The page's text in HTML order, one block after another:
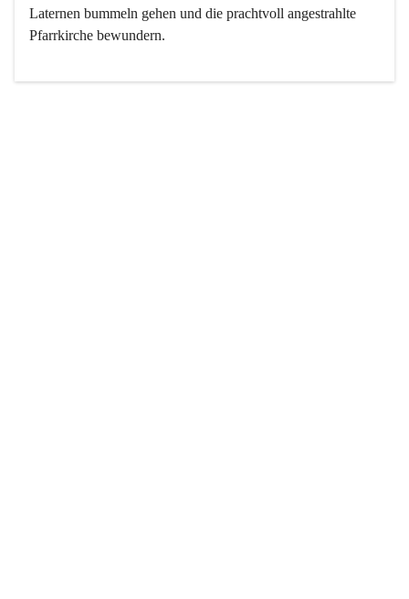
Laternen bummeln gehen und die prachtvoll angestrahlte
Pfarrkirche bewundern.
Der Weinbau dominert heute nicht mehr, ist aber integrativer